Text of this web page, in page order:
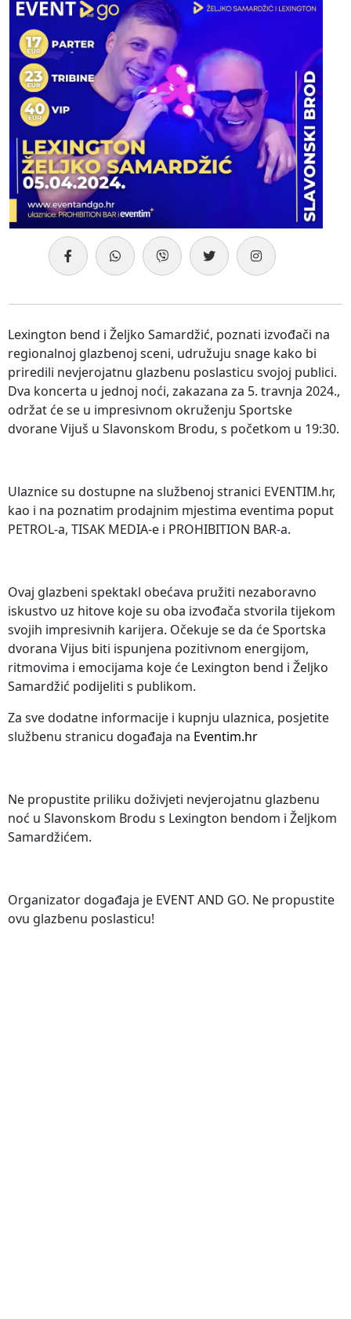
Lexington bend i Željko Samardžić, poznati izvođači na
regionalnoj glazbenoj sceni, udružuju snage kako bi
priredili nevjerojatnu glazbenu poslasticu svojoj publici.
Dva koncerta u jednoj noći, zakazana za 5. travnja 2024.,
održat će se u impresivnom okruženju Sportske
dvorane Vijuš u Slavonskom Brodu, s početkom u 19:30.
Ulaznice su dostupne na službenoj stranici EVENTIM.hr,
kao i na poznatim prodajnim mjestima eventima poput
PETROL-a, TISAK MEDIA-e i PROHIBITION BAR-a.
Ovaj glazbeni spektakl obećava pružiti nezaboravno
iskustvo uz hitove koje su oba izvođača stvorila tijekom
svojih impresivnih karijera. Očekuje se da će Sportska
dvorana Vijus biti ispunjena pozitivnom energijom,
ritmovima i emocijama koje će Lexington bend i Željko
Samardžić podijeliti s publikom.
Za sve dodatne informacije i kupnju ulaznica, posjetite
službenu stranicu događaja na Eventim.hr
Ne propustite priliku doživjeti nevjerojatnu glazbenu
noć u Slavonskom Brodu s Lexington bendom i Željkom
Samardžićem.
Organizator događaja je EVENT AND GO. Ne propustite
ovu glazbenu poslasticu!